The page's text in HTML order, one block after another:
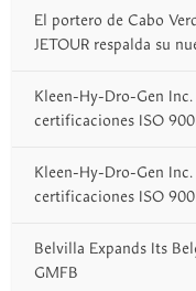
El portero de Cabo
JETOUR respalda su
Kleen-Hy-Dro-Gen
certificaciones ISO
Kleen-Hy-Dro-Gen
certificaciones ISO
Belvilla Expands Its
GMFB